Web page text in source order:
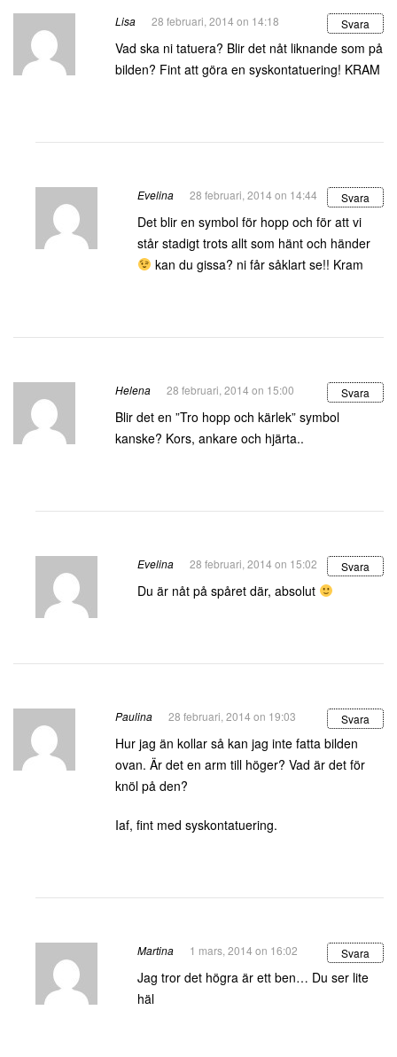
Lisa 28 februari, 2014 on 14:18 Svara
Vad ska ni tatuera? Blir det nåt liknande som på
bilden? Fint att göra en syskontatuering! KRAM
Evelina 28 februari, 2014 on 14:44 Svara
Det blir en symbol för hopp och för att vi
står stadigt trots allt som hänt och händer
kan du gissa? ni får såklart se!! Kram
Helena 28 februari, 2014 on 15:00 Svara
Blir det en ”Tro hopp och kärlek” symbol
kanske? Kors, ankare och hjärta..
Evelina 28 februari, 2014 on 15:02 Svara
Du är nåt på spåret där, absolut
Paulina 28 februari, 2014 on 19:03 Svara
Hur jag än kollar så kan jag inte fatta bilden
ovan. Är det en arm till höger? Vad är det för
knöl på den?
Iaf, fint med syskontatuering.
Martina 1 mars, 2014 on 16:02 Svara
Jag tror det högra är ett ben… Du ser lite
häl